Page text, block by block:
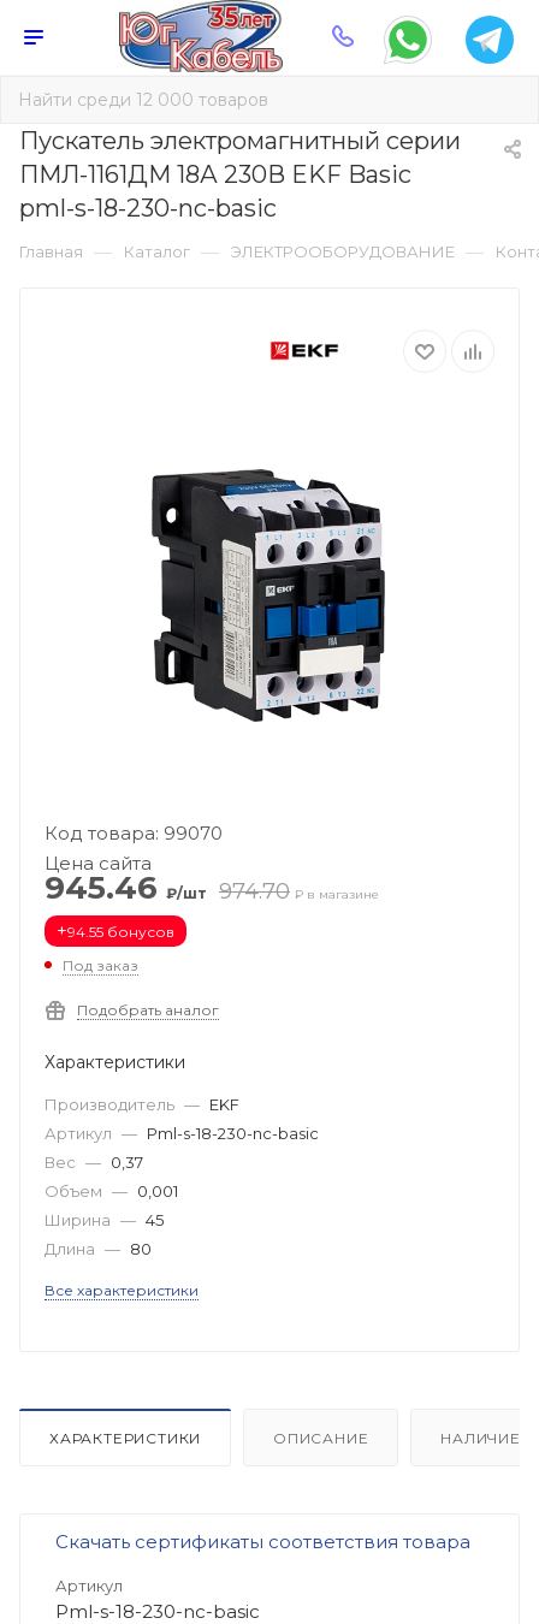
Пускатель электромагнитный серии
ПМЛ-1161ДМ 18А 230В EKF Basic
pml-s-18-230-nc-basic
Главная — Каталог — ЭЛЕКТРООБОРУДОВАНИЕ —
Код товара: 99070
Цена сайта
945.46 ₽/шт 974.70 ₽ в магазине
+94.55 бонусов
Под заказ
Подобрать аналог
Характеристики
Производитель — EKF
Артикул — Pml-s-18-230-nc-basic
Вес — 0,37
Объем — 0,001
Ширина — 45
Длина — 80
Все характеристики
ХАРАКТЕРИСТИКИ ОПИСАНИЕ НАЛИЧИЕ
Скачать сертификаты соответствия товара
Артикул
Pml-s-18-230-nc-basic